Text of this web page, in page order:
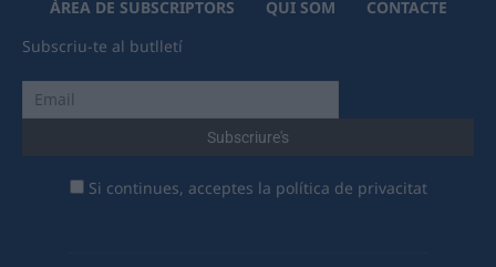
ÀREA DE SUBSCRIPTORS QUI SOM
CONTACTE
Subscriu-te al butlletí
Si continues, acceptes la política de privacitat